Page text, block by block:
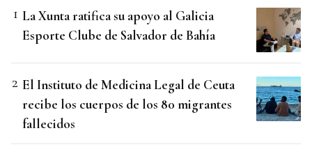
La Xunta ratifica su apoyo al Galicia
Esporte Clube de Salvador de Bahía
El Instituto de Medicina Legal de Ceuta
recibe los cuerpos de los 80 migrantes
fallecidos